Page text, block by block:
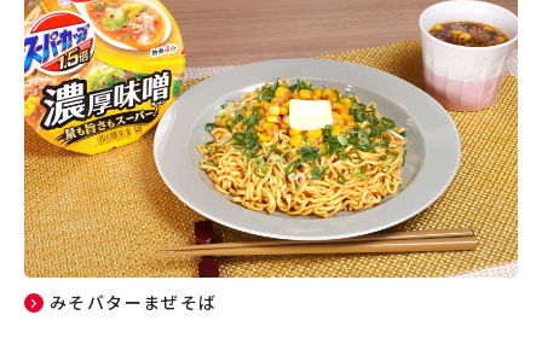
みそバターまぜそば